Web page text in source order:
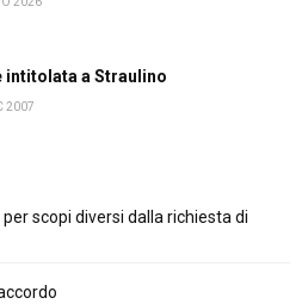
intitolata a Straulino
2007
scopi diversi dalla richiesta di